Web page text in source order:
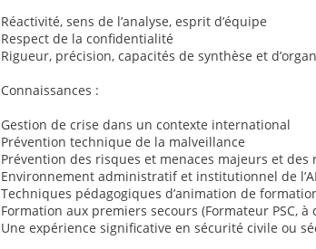
Réactivité, sens de l’analyse, esprit d’équipe
Respect de la confidentialité
Rigueur, précision, capacités de synthèse et
Connaissances :
Gestion de crise dans un contexte international
Prévention technique de la malveillance
Prévention des risques et menaces majeurs et
Environnement administratif et institutionnel de
Techniques pédagogiques d’animation de
Formation aux premiers secours (Formateur PSC, à
Une expérience significative en sécurité civile ou